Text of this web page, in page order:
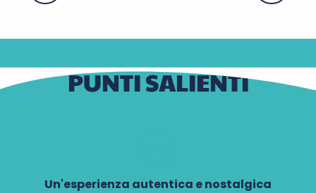
PUNTI SALIENTI
Un'esperienza autentica e nostalgica